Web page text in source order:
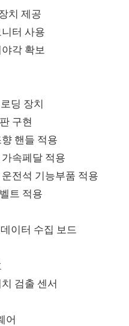
치 제공
터 사용
각 확보
딩 장치
구현
핸들 적용
속페달 적용
전석 기능부품 적용
트 적용
이터 수집 보드
검출 센서
어